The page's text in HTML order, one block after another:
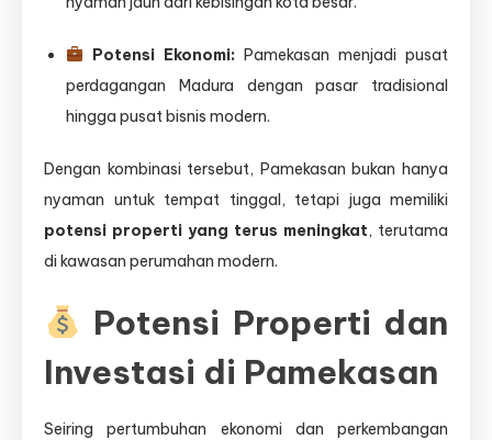
Potensi Ekonomi: Pamekasan menjadi pusat
perdagangan Madura dengan pasar tradisional
hingga pusat bisnis modern.
Dengan kombinasi tersebut, Pamekasan bukan hanya
nyaman untuk tempat tinggal, tetapi juga memiliki
potensi properti yang terus meningkat, terutama
di kawasan perumahan modern.
Potensi Properti dan
Investasi di Pamekasan
Seiring pertumbuhan ekonomi dan perkembangan